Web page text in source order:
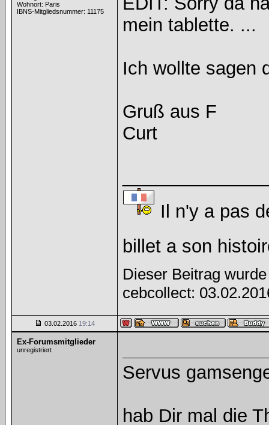
Wohnort: Paris
IBNS-Mitgliedsnummer: 11175
mein tablette. ...
Ich wollte sagen
Gruß aus F
Curt
Il n'y a pas
billet a son
Dieser Beitrag
cebcollect:
03.02.2016 19:14
Ex-Forumsmitglieder
unregistriert
Servus
hab Dir mal die